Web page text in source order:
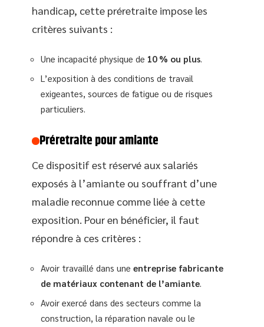
handicap, cette préretraite impose les
critères suivants :
Une incapacité physique de 10 % ou plus
L’exposition à des conditions de travail
exigeantes, sources de fatigue ou de risques
particuliers.
Préretraite pour amiante
Ce dispositif est réservé aux salariés
exposés à l’amiante ou souffrant d’une
maladie reconnue comme liée à cette
exposition. Pour en bénéficier, il faut
répondre à ces critères :
Avoir travaillé dans une entreprise fabricante
de matériaux contenant de l’amiante
Avoir exercé dans des secteurs comme la
construction, la réparation navale ou le